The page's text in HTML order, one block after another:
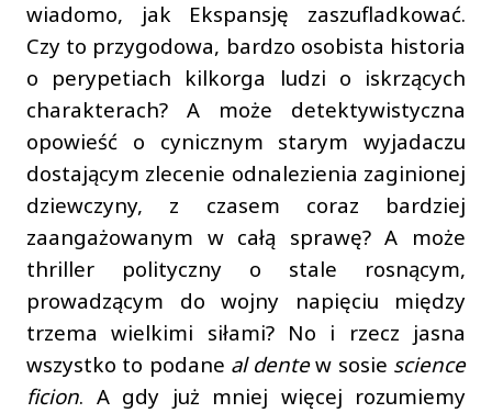
wiadomo, jak Ekspansję zaszufladkować.
Czy to przygodowa, bardzo osobista historia
o perypetiach kilkorga ludzi o iskrzących
charakterach? A może detektywistyczna
opowieść o cynicznym starym wyjadaczu
dostającym zlecenie odnalezienia zaginionej
dziewczyny, z czasem coraz bardziej
zaangażowanym w całą sprawę? A może
thriller polityczny o stale rosnącym,
prowadzącym do wojny napięciu między
trzema wielkimi siłami? No i rzecz jasna
wszystko to podane al dentew sosie science
ficion. A gdy już mniej więcej rozumiemy